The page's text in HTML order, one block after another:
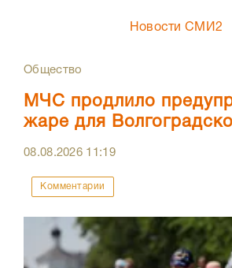
Новости СМИ2
Общество
МЧС продлило
жаре для
08.08.2026 11:19
Комментарии